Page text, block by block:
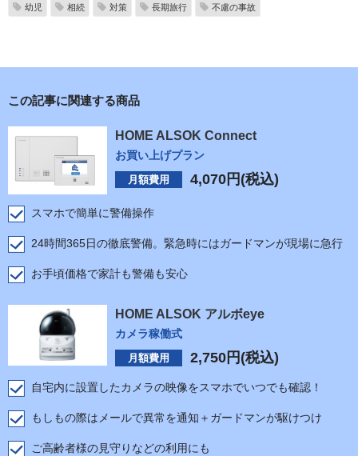
幼児 相続 対策 長期旅行 不慮の事故
この記事に関連する商品
HOME ALSOK Connect
お買い上げプラン
月額費用 4,070 円(税込)
スマホで簡単に警備操作
24時間365日の徹底警備。緊急時にはガードマンが現場に急行
お手頃価格で家計も警備も安心
HOME ALSOK アルボeye
カメラ稼働式
月額費用 2,750 円(税込)
自宅内に設置したカメラの映像をスマホでいつでも確認！
もしもの際はメールで異常を通知＋ガードマンが駆けつけ
ご高齢者様の見守りなどの利用にも